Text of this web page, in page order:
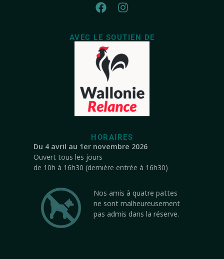
AVEC LE SOUTIEN DE
HORAIRES
Du 4 avril au 1er novembre 2026
Ouvert tous les jours
de 10h à 16h30 (dernière entrée à 16h30)
Nos amis à quatre pattes
ne sont malheureusement
pas admis dans la réserve.